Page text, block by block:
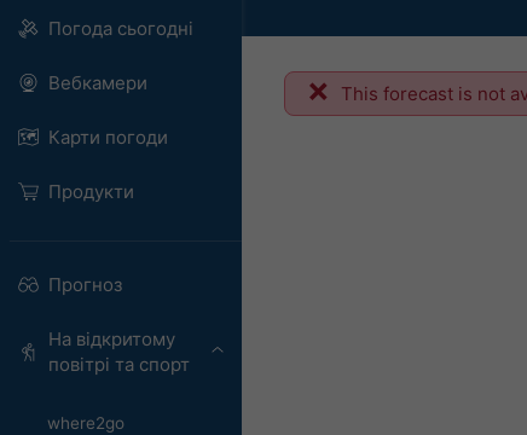
Погода сьогодні
Вебкамери
Карти погоди
Продукти
Прогноз
На відкритому
повітрі та спорт
where2go
This forecast is not